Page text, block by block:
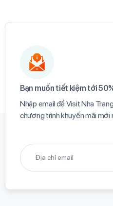
Bạn muốn tiết kiệm tới
Nhập email để Visit Nha
chương trình khuyến mãi mới